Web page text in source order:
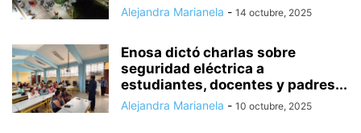
Alejandra Marianela - 14 octubre, 2025
Enosa dictó charlas sobre
seguridad eléctrica a
estudiantes, docentes y padres...
Alejandra Marianela - 10 octubre, 2025